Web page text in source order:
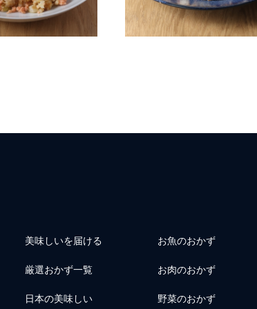
美味しいを届ける
厳選おかず一覧
日本の美味しい
お魚のおかず
お肉のおかず
野菜のおかず